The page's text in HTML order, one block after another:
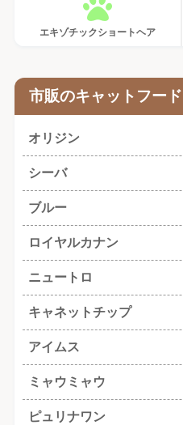
エキゾチックショートヘア
市販のキャットフード
オリジン
シーバ
ブルー
ロイヤルカナン
ニュートロ
キャネットチップ
アイムス
ミャウミャウ
ピュリナワン